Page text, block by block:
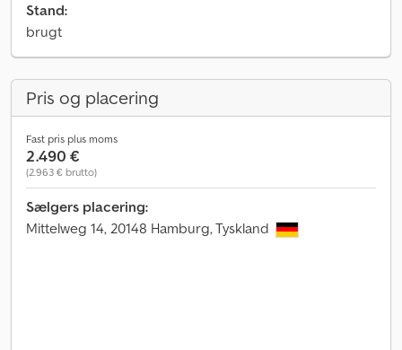
Stand:
brugt
Pris og placering
Fast pris plus moms
2.490 €
(2.963 € brutto)
Sælgers placering:
Mittelweg 14, 20148 Hamburg, Tyskland